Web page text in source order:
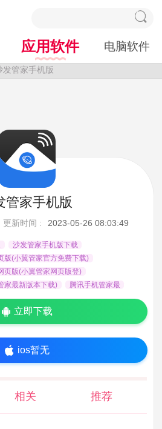
应用软件 电脑软件
发管家手机版
管家手机版
更新时间 : 2023-05-26 08:03:49
沙发管家手机版下载
版(小翼管家官方免费下载)
页版(小翼管家网页版登)
家最新版本下载)
腾讯手机管家最
立即下载
ios暂无
相关 推荐